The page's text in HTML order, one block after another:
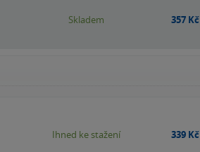
Skladem 357 Kč
Ihned ke stažení 339 Kč